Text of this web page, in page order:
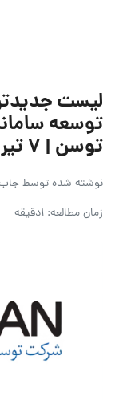
لیست
توسعه
توسن | ۷ تیر ۱۴۰۵
نوشته شده توسط
زمان مطالعه: 1دقیقه